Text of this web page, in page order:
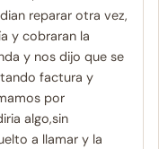
reparar otra vez,
y cobraran la
y nos dijo que se
factura y
por
algo,sin
a llamar y la